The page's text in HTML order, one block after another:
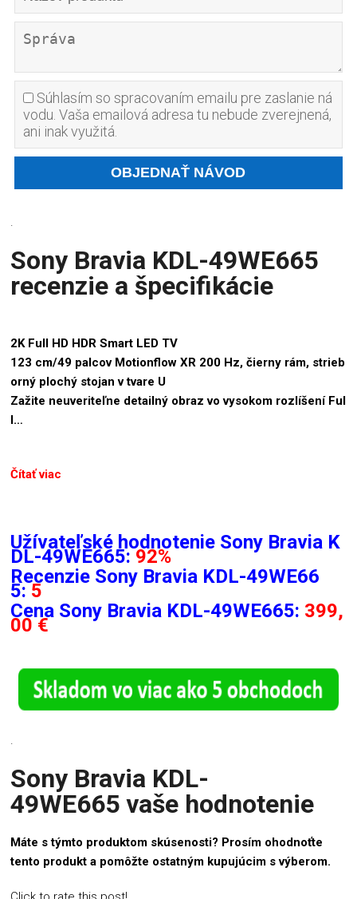
Súhlasím so spracovaním emailu pre zaslanie ná
vodu. Vaša emailová adresa tu nebude zverejnená,
ani inak využitá.
.
Sony Bravia KDL-49WE665
recenzie a špecifikácie
2K Full HD HDR Smart LED TV
123 cm/49 palcov Motionflow XR 200 Hz, čierny rám, strieb
orný plochý stojan v tvare U
Zažite neuveriteľne detailný obraz vo vysokom rozlíšení Ful
l…
Čítať viac
Užívateľské hodnotenie Sony Bravia K
DL-49WE665: 92%
Recenzie Sony Bravia KDL-49WE66
5: 5
Cena Sony Bravia KDL-49WE665: 399,
00 €
.
Sony Bravia KDL-
49WE665 vaše hodnotenie
Máte s týmto produktom skúsenosti? Prosím ohodnoťte
tento produkt a pomôžte ostatným kupujúcim s výberom.